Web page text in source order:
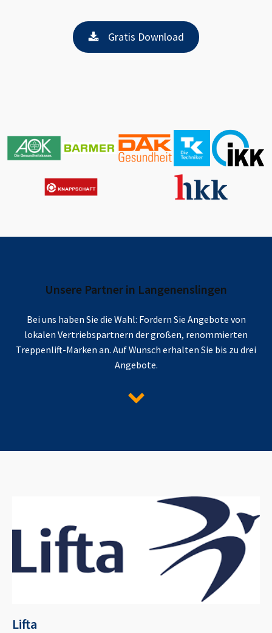
Gratis Download
Unsere Partner in Langenenslingen
Bei uns haben Sie die Wahl: Fordern Sie Angebote von
lokalen Vertriebspartnern der großen, renommierten
Treppenlift-Marken an. Auf Wunsch erhalten Sie bis zu drei
Angebote.
Lifta